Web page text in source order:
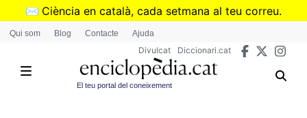
Vés
✉️ Ciència en català, cada setmana al teu correu.
➜Subscriu-te al butlletí de Divulcat
Qui som Blog Contacte Ajuda
Divulcat Diccionari.cat
El teu portal del coneixement